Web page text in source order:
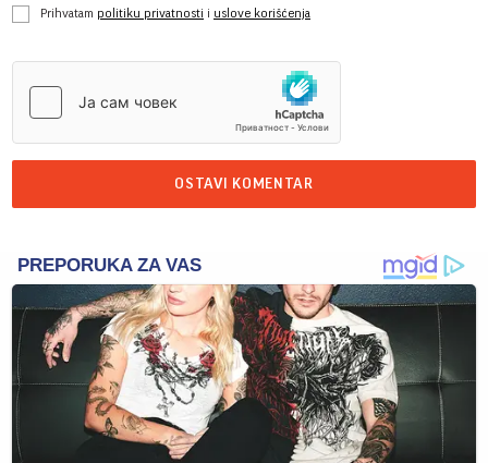
Prihvatam politiku privatnosti i uslove korišćenja
OSTAVI KOMENTAR